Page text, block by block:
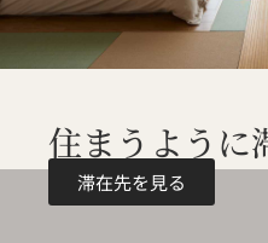
住まうように
滞在先を見る